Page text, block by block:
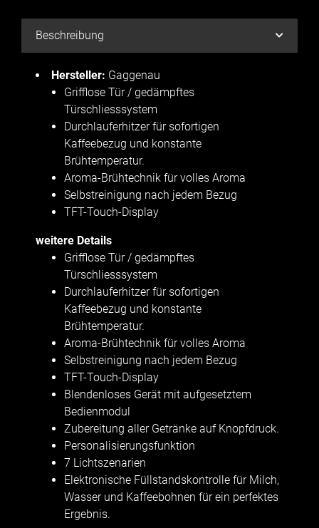
Beschreibung
Hersteller: Gaggenau
Grifflose Tür / gedämpftes
Türschliesssystem
Durchlauferhitzer für sofortigen
Kaffeebezug und konstante
Brühtemperatur.
Aroma-Brühtechnik für volles Aroma
Selbstreinigung nach jedem Bezug
TFT-Touch-Display
weitere Details
Grifflose Tür / gedämpftes
Türschliesssystem
Durchlauferhitzer für sofortigen
Kaffeebezug und konstante
Brühtemperatur.
Aroma-Brühtechnik für volles Aroma
Selbstreinigung nach jedem Bezug
TFT-Touch-Display
Blendenloses Gerät mit aufgesetztem
Bedienmodul
Zubereitung aller Getränke auf Knopfdruck.
Personalisierungsfunktion
7 Lichtszenarien
Elektronische Füllstandskontrolle für Milch,
Wasser und Kaffeebohnen für ein perfektes
Ergebnis.